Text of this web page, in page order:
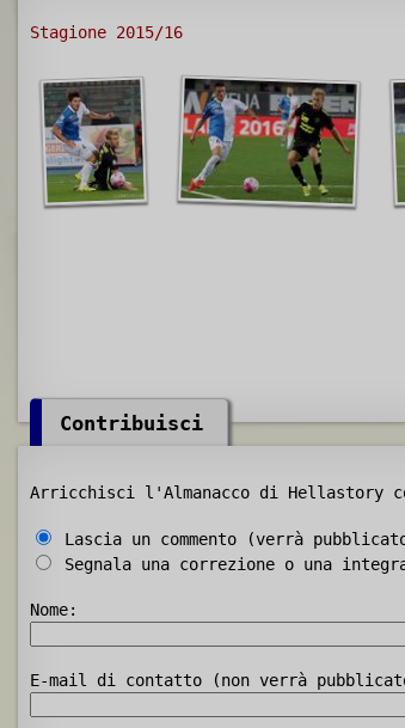
Stagione 2015/16
Contribuisci
Arricchisci l'Almanacco di Hellastory
Lascia un commento (verrà
Segnala una correzione o una
Nome:
E-mail di contatto (non verrà